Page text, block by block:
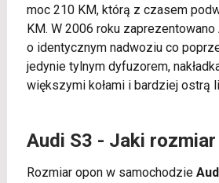
moc 210 KM, którą z czasem
KM. W 2006 roku
o identycznym nadwoziu co
jedynie tylnym dyfuzorem,
większymi kołami i bardziej ostrą
Audi S3 - Jaki rozmiar
Rozmiar opon w samochodzie